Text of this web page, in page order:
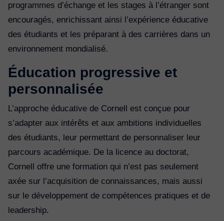
programmes d’échange et les stages à l’étranger sont
encouragés, enrichissant ainsi l’expérience éducative
des étudiants et les préparant à des carrières dans un
environnement mondialisé.
Éducation progressive et
personnalisée
L’approche éducative de Cornell est conçue pour
s’adapter aux intérêts et aux ambitions individuelles
des étudiants, leur permettant de personnaliser leur
parcours académique. De la licence au doctorat,
Cornell offre une formation qui n’est pas seulement
axée sur l’acquisition de connaissances, mais aussi
sur le développement de compétences pratiques et de
leadership.